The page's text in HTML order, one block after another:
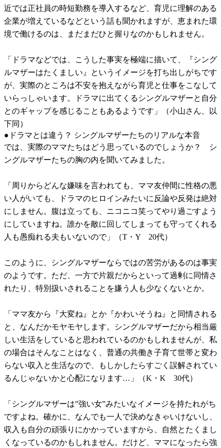
近では正社員の時短勤務を導入するなど、育児に理解のある
企業が増えているなどという話も聞かれますが、恵まれた環
境で働けるのは、まだまだひと握りなのかもしれません。
「ドラマなどでは、こうした事実を極端に描いて、『シング
ルマザーはたくましい』というイメージを打ち出しがちです
が、実際のところは不安を抱えながら育児と仕事をこなして
いらっしゃいます。ドラマに出てくるシングルマザーと自分
とのギャップを感じることもあるようです」（小山さん、以
下同）
●ドラマとは違う？ シングルマザーたちのリアルな本音
では、実際のママたちはどう思っているのでしょうか？ シ
ングルマザーたちの胸の内を聞いてみました。
「周りからどんな嫌味を言われても、ママ友仲間に性格の悪
い人がいても、ドラマのヒロインみたいに反論や反発は絶対
にしません。腹は立っても、ニコニコ笑ってやり過ごすよう
にしていますね。誰かを敵に回してしまっても守ってくれる
人も愚痴れる夫もいないので」（T・Y 20代）
このように、シングルマザーならではの苦労があるのは事実
のようです。ただ、一方で片親だからといって過剰に同情さ
れたり、特別扱いされることを嫌う人も少なくないとか。
「ママ友から『大変ね』とか『かわいそうね』と同情される
と、なんだかモヤモヤします。シングルマザーだから相当厳
しい生活をしていると思われているのかもしれませんが、私
の場合はそんなことはなく、普通の共働き子育て世帯と変わ
らない収入と生活なので、もしかしたらすごく誤解されてい
るんじゃないかと心配になります…」（K・K 30代）
「シングルマザーは”強い女”みたいなイメージを持たれがち
ですよね。確かに、なんでも一人で決めなきゃいけないし、
収入も自分の頑張りにかかっていますから、自然とたくまし
くなっているのかもしれません。だけど、ママになったら強